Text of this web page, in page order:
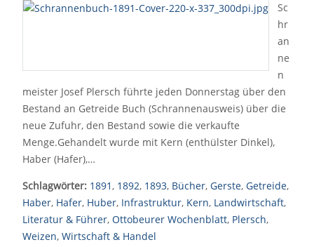
Sc
hr
an
ne
n
meister Josef Plersch führte jeden Donnerstag über den
Bestand an Getreide Buch (Schrannenausweis) über die
neue Zufuhr, den Bestand sowie die verkaufte
Menge.Gehandelt wurde mit Kern (enthülster Dinkel),
Haber (Hafer),…
Schlagwörter: 1891, 1892, 1893, Bücher, Gerste, Getreide,
Haber, Hafer, Huber, Infrastruktur, Kern, Landwirtschaft,
Literatur & Führer, Ottobeurer Wochenblatt, Plersch,
Weizen, Wirtschaft & Handel